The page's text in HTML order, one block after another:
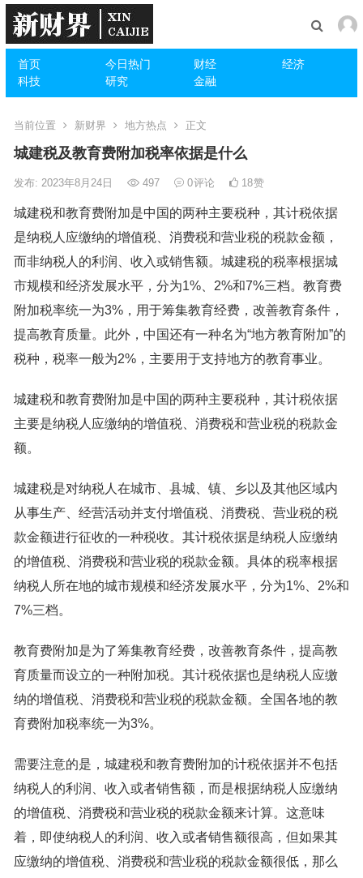
首页 今日热门 财经
经济
科技
研究 金融
当前位置 新财界 地方热点 正文
城建税及教育费附加税率依据是什么
发布: 2023年8月24日 497 0评论 18赞
城建税和教育费附加是中国的两种主要税种，其计税依据
是纳税人应缴纳的增值税、消费税和营业税的税款金额，
而非纳税人的利润、收入或销售额。城建税的税率根据城
市规模和经济发展水平，分为1%、2%和7%三档。教育费
附加税率统一为3%，用于筹集教育经费，改善教育条件，
提高教育质量。此外，中国还有一种名为“地方教育附加”的
税种，税率一般为2%，主要用于支持地方的教育事业。
城建税和教育费附加是中国的两种主要税种，其计税依据
主要是纳税人应缴纳的增值税、消费税和营业税的税款金
额。
城建税是对纳税人在城市、县城、镇、乡以及其他区域内
从事生产、经营活动并支付增值税、消费税、营业税的税
款金额进行征收的一种税收。其计税依据是纳税人应缴纳
的增值税、消费税和营业税的税款金额。具体的税率根据
纳税人所在地的城市规模和经济发展水平，分为1%、2%和
7%三档。
教育费附加是为了筹集教育经费，改善教育条件，提高教
育质量而设立的一种附加税。其计税依据也是纳税人应缴
纳的增值税、消费税和营业税的税款金额。全国各地的教
育费附加税率统一为3%。
需要注意的是，城建税和教育费附加的计税依据并不包括
纳税人的利润、收入或者销售额，而是根据纳税人应缴纳
的增值税、消费税和营业税的税款金额来计算。这意味
着，即使纳税人的利润、收入或者销售额很高，但如果其
应缴纳的增值税、消费税和营业税的税款金额很低，那么